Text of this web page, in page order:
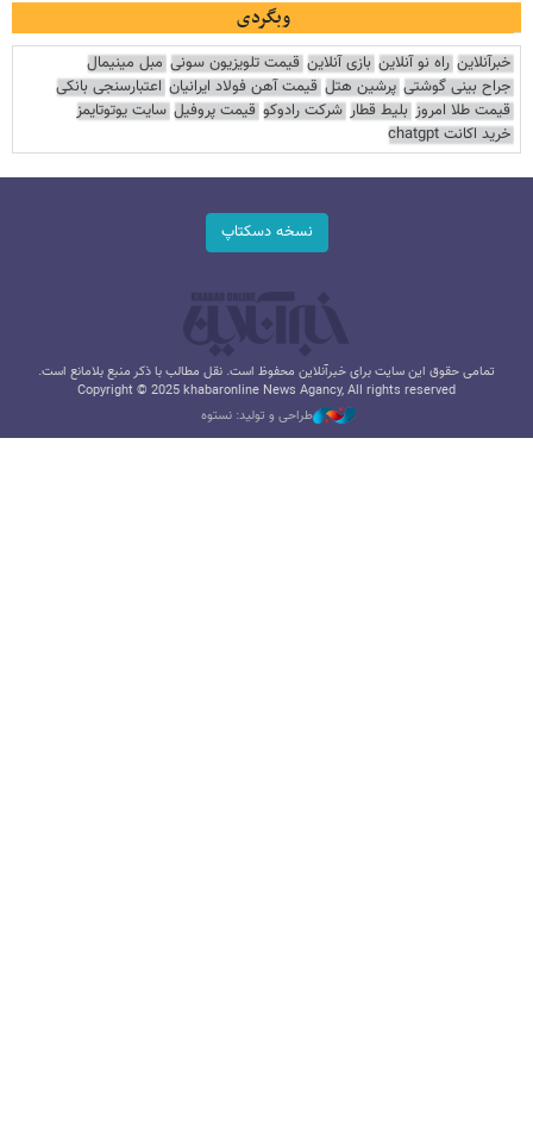
وبگردی
خبرآنلاین راه نو آنلاین بازی آنلاین قیمت تلویزیون سونی مبل مینیمال
جراح بینی گوشتی پرشین هتل قیمت آهن فولاد ایرانیان اعتبارسنجی بانکی
قیمت طلا امروز بلیط قطار شرکت رادوکو قیمت پروفیل سایت یوتوتایمز
خرید اکانت chatgpt
نسخه دسکتاپ
تمامی حقوق این سایت برای خبرآنلاین محفوظ است. نقل مطالب با ذکر منبع بلامانع است.
Copyright © 2025 khabaronline News Agancy, All rights reserved
طراحی و تولید: نستوه